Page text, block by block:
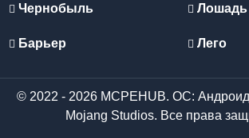
Чернобыль
Барьер
Лошадь
Лего
© 2022 - 2026 MCPEHUB. ОС:
Mojang Studios. Все права